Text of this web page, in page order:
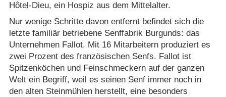
Hôtel-Dieu, ein Hospiz aus dem Mittelalter.
Nur wenige Schritte davon entfernt befindet sich die
letzte familiär betriebene Senffabrik Burgunds: das
Unternehmen Fallot. Mit 16 Mitarbeitern produziert es
zwei Prozent des französischen Senfs. Fallot ist
Spitzenköchen und Feinschmeckern auf der ganzen
Welt ein Begriff, weil es seinen Senf immer noch in
den alten Steinmühlen herstellt, eine besonders